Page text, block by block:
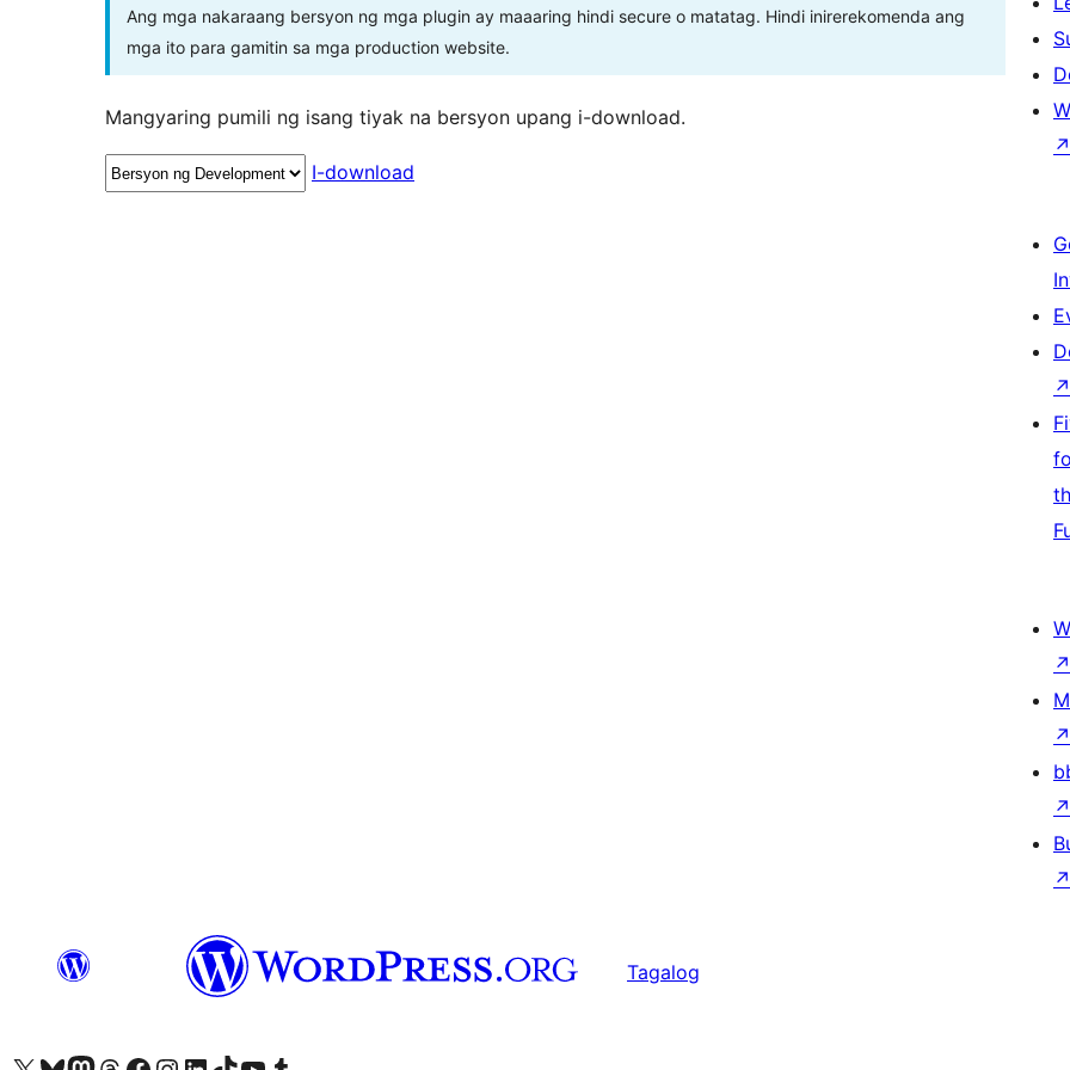
Ang mga nakaraang bersyon ng mga plugin ay maaaring hindi secure o matatag. Hindi inirerekomenda ang
mga ito para gamitin sa mga production website.
Mangyaring pumili ng isang tiyak na bersyon upang i-download.
I-download
↗
↗
↗
↗
↗
↗
Tagalog